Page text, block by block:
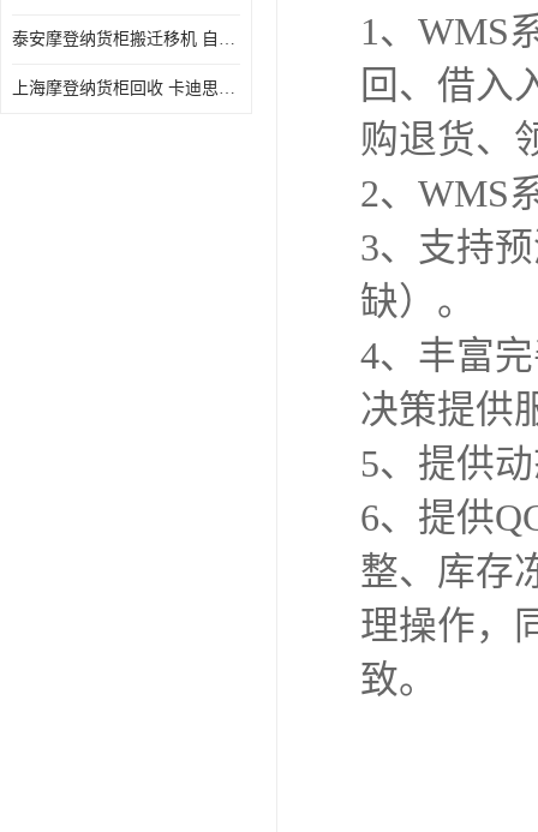
泰安摩登纳货柜搬迁移机 自动立体仓储货柜回收
上海摩登纳货柜回收 卡迪思货柜回收
1、WMS
回、借入
购退货、
2、WMS
3、支持
缺）。
4、丰富
决策提供
5、提供
6、提供
整、库存
理操作，
致。